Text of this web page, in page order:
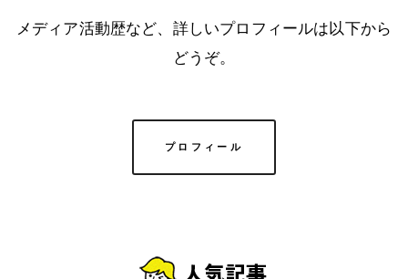
メディア活動歴など、詳しいプロフィールは以下から
どうぞ。
プロフィール